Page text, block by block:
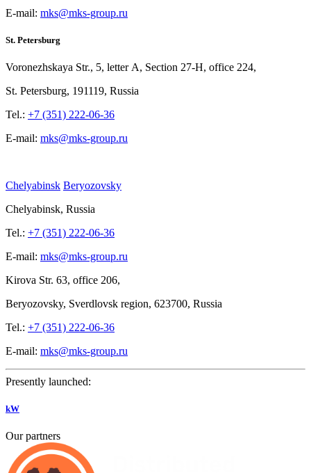
E-mail: mks@mks-group.ru
St. Petersburg
Voronezhskaya Str., 5, letter A, Section 27-Н, office 224,
St. Petersburg, 191119, Russia
Tel.: +7 (351) 222-06-36
E-mail: mks@mks-group.ru
Chelyabinsk Beryozovsky
Chelyabinsk, Russia
Tel.: +7 (351) 222-06-36
E-mail: mks@mks-group.ru
Kirova Str. 63, office 206,
Beryozovsky, Sverdlovsk region, 623700, Russia
Tel.: +7 (351) 222-06-36
E-mail: mks@mks-group.ru
Presently launched:
kW
Our partners